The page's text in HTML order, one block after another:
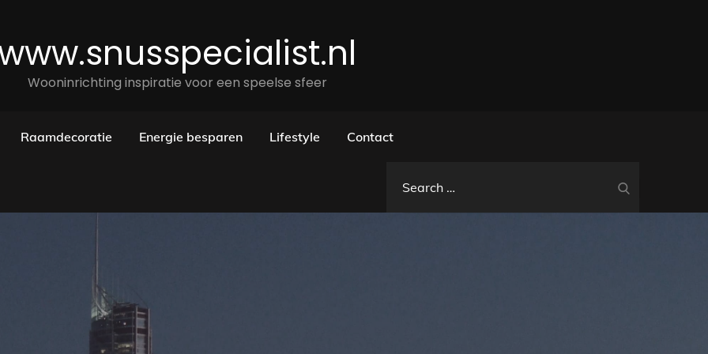
Wooninrichting inspiratie voor een speelse sfeer
Raamdecoratie Energie besparen Lifestyle Contact
for: